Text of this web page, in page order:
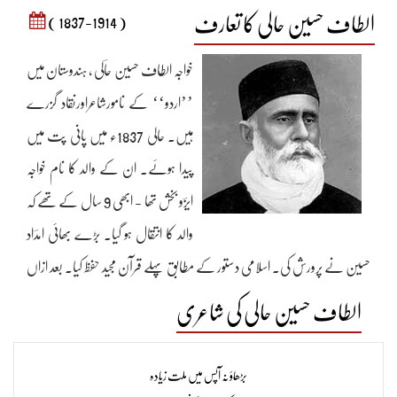
الطاف حسین حالی کا تعارف ( 1837-1914 )
خواجہ الطاف حسین حاؔلی ، ہندوستان میں
’’اردو‘‘ کے نامورشاعراورنقاد گزرے
ہیں۔ حالی 1837ء میں پانی پت میں
پیدا ہوئے۔ ان کے والد کا نام خواجہ
ایزؔو بخش تھا - ابھی 9 سال کے تھے کہ
والد کا انتقال ہو گیا۔ بڑے بھائی امدؔاد
حسین نے پرورش کی۔ اسلامی دستور کے مطابق پہلے قرآن مجید حفظ کیا۔ بعد ازاں
عربی کی تعلیم شروع کی۔ 17 برس کی عمر میں ان کی مرضی کے خلاف شادی کر
دی گئی۔ اب انہوں نے دلی کا قصد کیا اور 2 سال تک عربی صرف و نحو اور منطق
وغیرہ پڑھتے رہے۔ حالؔی کے بچپن کا زمانہ ہندوستان میں تمدن اور معاشرت کے
الطاف حسین حالی کی شاعری
بڑھاؤ نہ آپس میں ملت زیادہ